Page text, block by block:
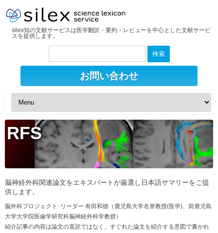
silex知の文献サービスは医学翻訳・要約・レビューを中心とした文献サービ
スを提供します。
検
お問い合わせ
RFS
脳神経外科関連論文をエキスパートが厳選し日本語サマリーをご提
供します。
脳外科プロジェクト･リーダー 有田和徳（鹿児島大学名誉教授(医学)、前鹿児島
大学大学院医歯学研究科脳神経外科学教授）
紹介記事の内容は論文の直訳ではなく、すぐれた論文を紹介する意図で書かれ